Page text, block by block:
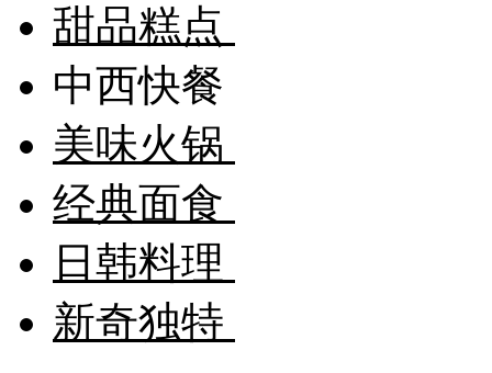
甜品糕点
中西快餐
美味火锅
经典面食
日韩料理
新奇独特